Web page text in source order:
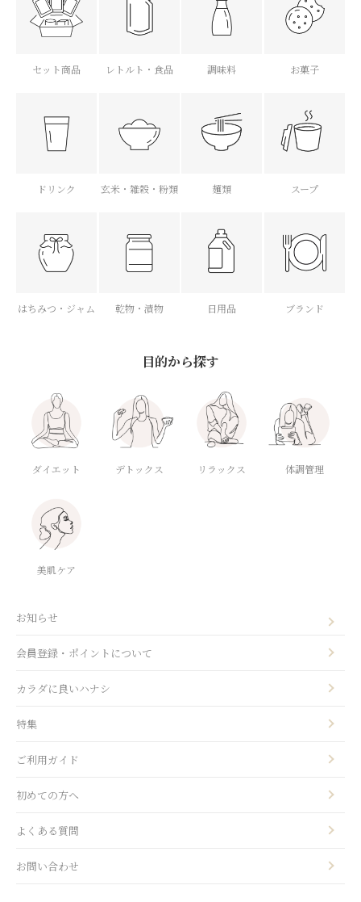
セット商品 レトルト・食品 調味料 お菓子
ドリンク 玄米・雑穀・粉類 麺類 スープ
はちみつ・ジャム 乾物・漬物 日用品 ブランド
目的から探す
ダイエット デトックス リラックス 体調管理
美肌ケア
お知らせ
会員登録・ポイントについて
カラダに良いハナシ
特集
ご利用ガイド
初めての方へ
よくある質問
お問い合わせ